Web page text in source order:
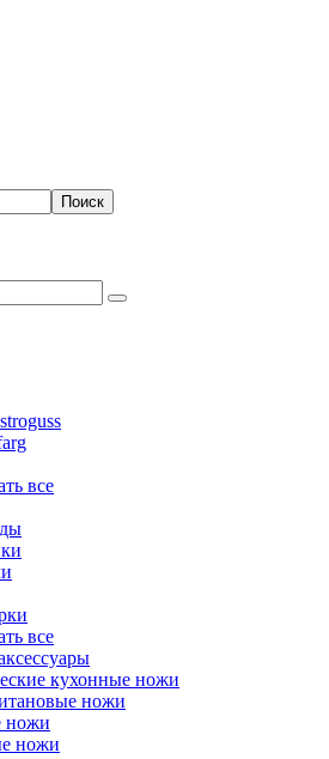
все
все
кухонные ножи
ножи
ножи
ножи